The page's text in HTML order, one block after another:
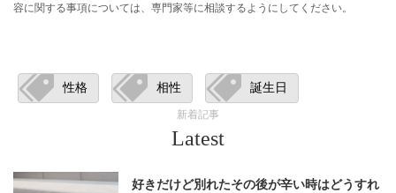
容に関する事項については、専門家等に相談するようにしてください。
性格 相性 誕生日
新着記事
Latest
好きだけど別れたその後が辛い時はどうすれ